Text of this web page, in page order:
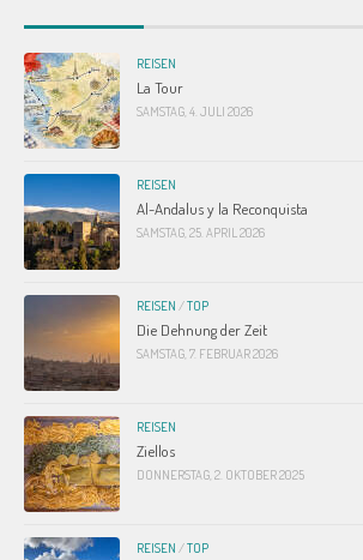
REISEN
La Tour
SAMSTAG, 4. JULI 2026
REISEN
Al-Andalus y la Reconquista
SAMSTAG, 25. APRIL 2026
REISEN /TOP
Die Dehnung der Zeit
SAMSTAG, 7. FEBRUAR 2026
REISEN
Ziellos
DONNERSTAG, 2. OKTOBER 2025
REISEN /TOP